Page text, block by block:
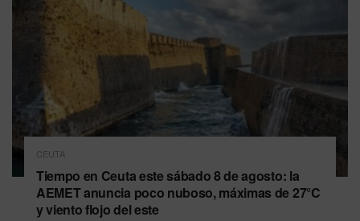
CEUTA
Tiempo en Ceuta este sábado 8 de agosto: la
AEMET anuncia poco nuboso, máximas de 27°C
y viento flojo del este